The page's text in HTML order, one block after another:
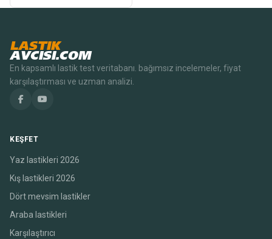
LASTIK
AVCISI.COM
En kapsamlı lastik test veritabanı. bağımsız incelemeler, fiyat
karşılaştırması ve uzman analizi.
KEŞFET
Yaz lastikleri 2026
Kış lastikleri 2026
Dört mevsim lastikler
Araba lastikleri
Karşılaştırıcı